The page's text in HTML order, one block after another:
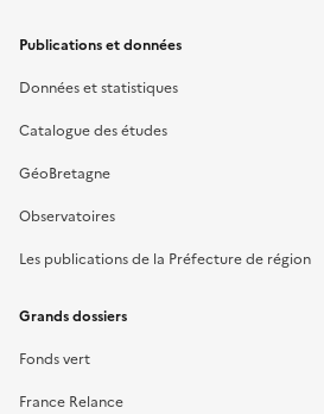
Publications et données
Données et statistiques
Catalogue des études
GéoBretagne
Observatoires
Les publications de la Préfecture de région
Grands dossiers
Fonds vert
France Relance